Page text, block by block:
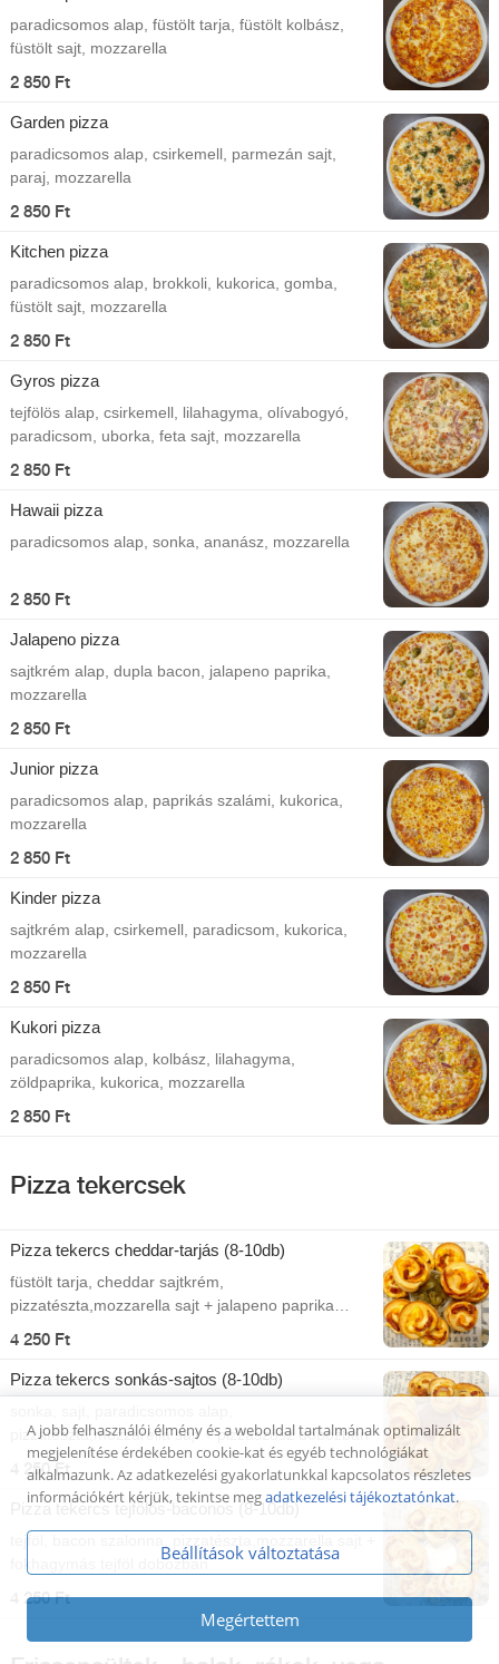
paradicsomos alap, füstölt tarja, füstölt kolbász,
füstölt sajt, mozzarella
2 850 Ft
Garden pizza
paradicsomos alap, csirkemell, parmezán sajt,
paraj, mozzarella
2 850 Ft
Kitchen pizza
paradicsomos alap, brokkoli, kukorica, gomba,
füstölt sajt, mozzarella
2 850 Ft
Gyros pizza
tejfölös alap, csirkemell, lilahagyma, olívabogyó,
paradicsom, uborka, feta sajt, mozzarella
2 850 Ft
Hawaii pizza
paradicsomos alap, sonka, ananász, mozzarella
2 850 Ft
Jalapeno pizza
sajtkrém alap, dupla bacon, jalapeno paprika,
mozzarella
2 850 Ft
Junior pizza
paradicsomos alap, paprikás szalámi, kukorica,
mozzarella
2 850 Ft
Kinder pizza
sajtkrém alap, csirkemell, paradicsom, kukorica,
mozzarella
2 850 Ft
Kukori pizza
paradicsomos alap, kolbász, lilahagyma,
zöldpaprika, kukorica, mozzarella
2 850 Ft
Pizza tekercsek
Pizza tekercs cheddar-tarjás (8-10db)
füstölt tarja, cheddar sajtkrém,
pizzatészta,mozzarella sajt + jalapeno paprika
dobozban
4 250 Ft
Pizza tekercs sonkás-sajtos (8-10db)
pizzatészta,mozzarella sajt + pizzaszósz dobozban
4 250 Ft
Pizza tekercs tejfölös-baconos (8-10db)
tejföl, bacon szalonna, pizzatészta,mozzarella sajt +
fokhagymás tejföl dobozban
4 250 Ft
A jobb felhasználói élmény és a weboldal tartalmának optimalizált
megjelenítése érdekében cookie-kat és egyéb technológiákat
alkalmazunk. Az adatkezelési gyakorlatunkkal kapcsolatos részletes
információkért kérjük, tekintse megadatkezelési tájékoztatónkat.
Beállítások változtatása
Megértettem